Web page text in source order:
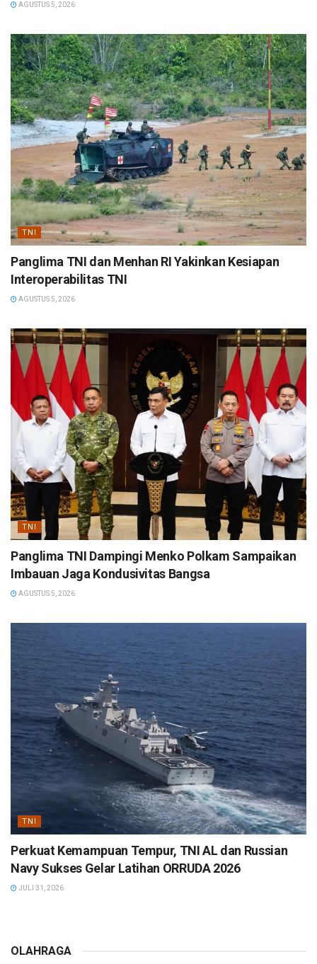
AGUSTUS 5, 2026
TNI
Panglima TNI dan Menhan RI Yakinkan Kesiapan
Interoperabilitas TNI
AGUSTUS 5, 2026
TNI
Panglima TNI Dampingi Menko Polkam Sampaikan
Imbauan Jaga Kondusivitas Bangsa
AGUSTUS 5, 2026
TNI
Perkuat Kemampuan Tempur, TNI AL dan Russian
Navy Sukses Gelar Latihan ORRUDA 2026
JULI 31, 2026
OLAHRAGA